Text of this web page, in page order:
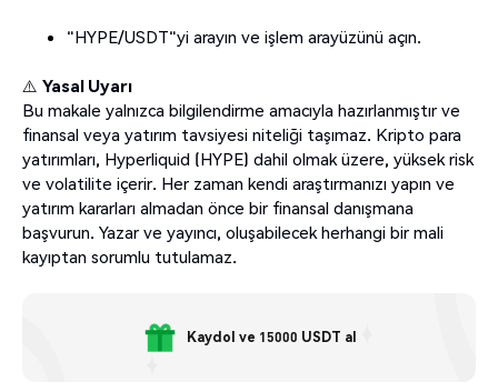
"HYPE/USDT"yi arayın ve işlem arayüzünü açın.
⚠️ Yasal Uyarı
Bu makale yalnızca bilgilendirme amacıyla hazırlanmıştır ve
finansal veya yatırım tavsiyesi niteliği taşımaz. Kripto para
yatırımları, Hyperliquid (HYPE) dahil olmak üzere, yüksek risk
ve volatilite içerir. Her zaman kendi araştırmanızı yapın ve
yatırım kararları almadan önce bir finansal danışmana
başvurun. Yazar ve yayıncı, oluşabilecek herhangi bir mali
kayıptan sorumlu tutulamaz.
Kaydol ve 15000 USDT al